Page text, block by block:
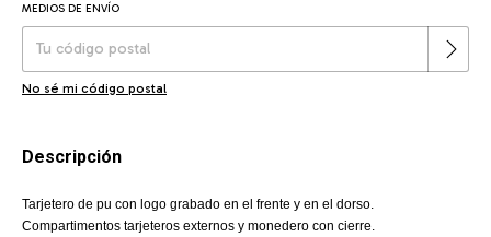
Entregas para el CP:
MEDIOS DE ENVÍO
No sé mi código postal
Descripción
Tarjetero de pu con logo grabado en el frente y en el dorso.
Compartimentos tarjeteros externos y monedero con cierre.